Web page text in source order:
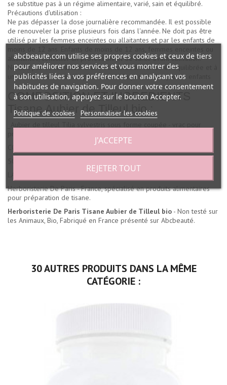
se substitue pas à un régime alimentaire, varié, sain et équilibré.
Précautions d'utilisation :
Ne pas dépasser la dose journalière recommandée. Il est possible
de renouveler la prise plusieurs fois dans l'année. Ne doit pas être
utilisé par les femmes enceintes ou allaitantes et par les enfants de
allaitantes, consulter un professionnel de santé avant utilisation.
Ne doit pas se substituer à une alimentation variée et équilibrée et à
un mode de vie sain. Ne pas laisser à la portée des jeunes enfants
COMPOSITION ET INGREDIENTS
Tisane Aubier de Tilleul bio :
Herboristerie De Paris - France, spécialisé en produits alimentaires
pour préparation de tisane.
Herboristerie De Paris Tisane Aubier de Tilleul bio - Non testé sur
les Animaux, Bio, Fabriqué en France présenté sur Abcbeauté.
30 AUTRES PRODUITS DANS LA MÊME
CATÉGORIE :
abcbeaute.com utilise ses propres cookies et ceux de tiers
pour améliorer nos services et vous montrer des
publicités liées à vos préférences en analysant vos
habitudes de navigation. Pour donner votre consentement
à son utilisation, appuyez sur le bouton Accepter.
Politique de cookies Personnaliser les cookies
REJETER TOUT
J'ACCEPTE